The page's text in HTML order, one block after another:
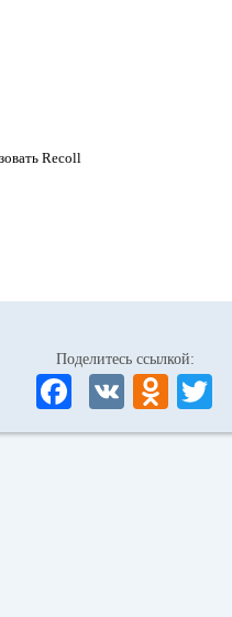
Recoll
Поделитесь ссылкой:
Fa
ce
V
K
O
dn